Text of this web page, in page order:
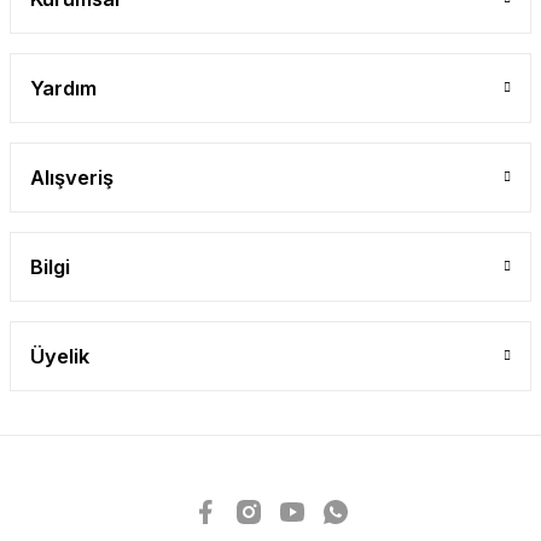
Yardım
Alışveriş
Bilgi
Üyelik